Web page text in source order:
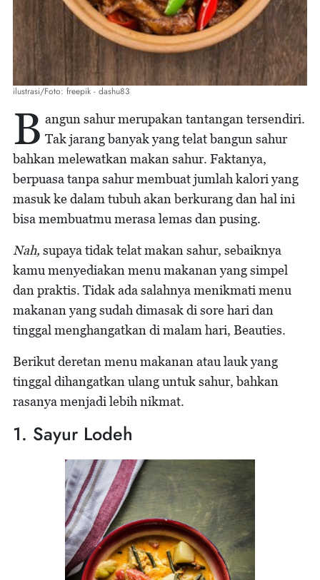
ilustrasi/Foto: freepik - dashu83
B angun sahur merupakan tantangan tersendiri.
Tak jarang banyak yang telat bangun sahur
bahkan melewatkan makan sahur. Faktanya,
berpuasa tanpa sahur membuat jumlah kalori yang
masuk ke dalam tubuh akan berkurang dan hal ini
bisa membuatmu merasa lemas dan pusing.
Nah, supaya tidak telat makan sahur, sebaiknya
kamu menyediakan menu makanan yang simpel
dan praktis. Tidak ada salahnya menikmati menu
makanan yang sudah dimasak di sore hari dan
tinggal menghangatkan di malam hari, Beauties.
Berikut deretan menu makanan atau lauk yang
tinggal dihangatkan ulang untuk sahur, bahkan
rasanya menjadi lebih nikmat.
1. Sayur Lodeh